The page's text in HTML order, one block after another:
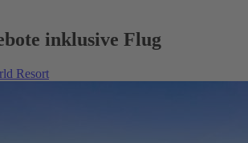
inklusive Flug
Resort